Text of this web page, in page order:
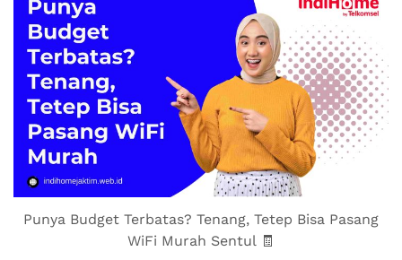
Punya Budget Terbatas? Tenang, Tetep Bisa Pasang
WiFi Murah Sentul 🧾